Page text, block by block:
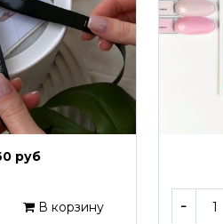
руб
В корзину